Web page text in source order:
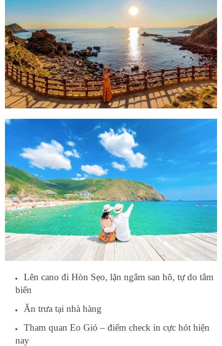
Lên cano đi Hòn Sẹo, lặn ngắm san hô, tự do tắm
biển
Ăn trưa tại nhà hàng
Tham quan Eo Gió – điểm check in cực hót hiện
nay